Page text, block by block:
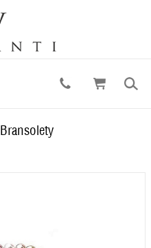
Bransolety